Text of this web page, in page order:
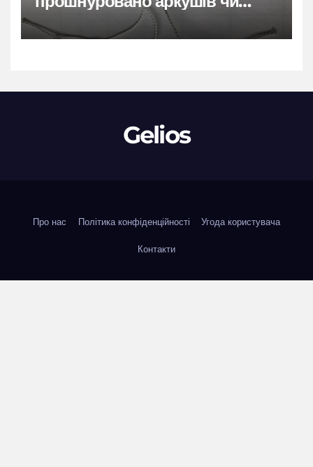
сторінок: повний гайд
Gelios
Про нас Політика конфіденційності Угода користувача
Контакти